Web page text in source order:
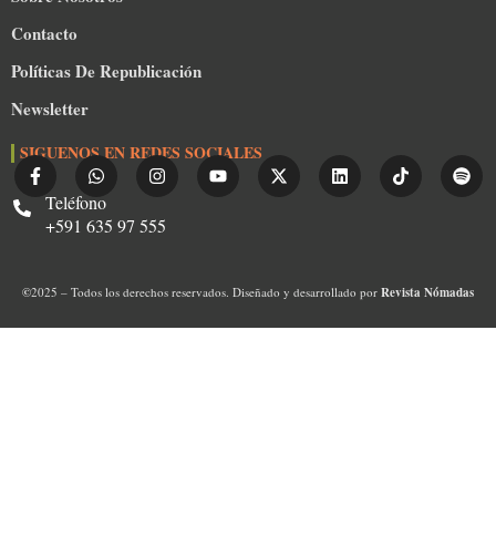
Contacto
Políticas De Republicación
Newsletter
SIGUENOS EN REDES SOCIALES
Teléfono
+591 635 97 555
©2025 – Todos los derechos reservados. Diseñado y desarrollado por Revista Nómadas